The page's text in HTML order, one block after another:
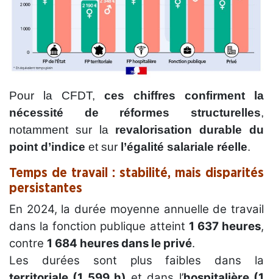
Pour la CFDT, ces chiffres confirment la
nécessité de réformes structurelles,
notamment sur la revalorisation durable du
point d’indice et sur l’égalité salariale réelle.
Temps de travail : stabilité, mais disparités
persistantes
En 2024, la durée moyenne annuelle de travail
dans la fonction publique atteint 1 637 heures,
contre 1 684 heures dans le privé.
Les durées sont plus faibles dans la